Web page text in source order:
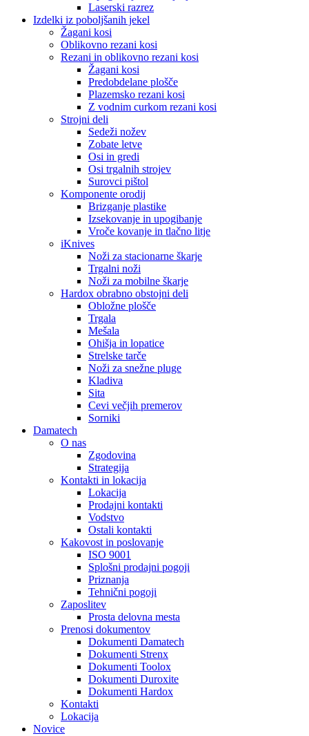
Laserski razrez
Izdelki iz poboljšanih jekel
Žagani kosi
Oblikovno rezani kosi
Rezani in oblikovno rezani kosi
Žagani kosi
Predobdelane plošče
Plazemsko rezani kosi
Z vodnim curkom rezani kosi
Strojni deli
Sedeži nožev
Zobate letve
Osi in gredi
Osi trgalnih strojev
Surovci pištol
Komponente orodij
Brizganje plastike
Izsekovanje in upogibanje
Vroče kovanje in tlačno litje
iKnives
Noži za stacionarne škarje
Trgalni noži
Noži za mobilne škarje
Hardox obrabno obstojni deli
Obložne plošče
Trgala
Mešala
Ohišja in lopatice
Strelske tarče
Noži za snežne pluge
Kladiva
Sita
Cevi večjih premerov
Sorniki
Damatech
O nas
Zgodovina
Strategija
Kontakti in lokacija
Lokacija
Prodajni kontakti
Vodstvo
Ostali kontakti
Kakovost in poslovanje
ISO 9001
Splošni prodajni pogoji
Priznanja
Tehnični pogoji
Zaposlitev
Prosta delovna mesta
Prenosi dokumentov
Dokumenti Damatech
Dokumenti Strenx
Dokumenti Toolox
Dokumenti Duroxite
Dokumenti Hardox
Kontakti
Lokacija
Novice